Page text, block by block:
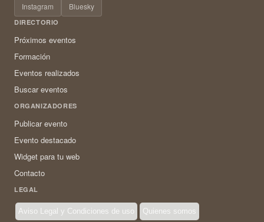
Instagram Bluesky
DIRECTORIO
Próximos eventos
Formación
Eventos realizados
Buscar eventos
ORGANIZADORES
Publicar evento
Evento destacado
Widget para tu web
Contacto
LEGAL
Aviso Legal y Condiciones de uso Quienes somos